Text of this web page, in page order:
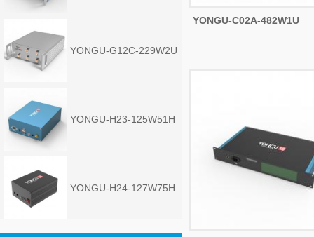
YONGU-G12C-229W2U
YONGU-H23-125W51H
YONGU-H24-127W75H
YONGU-C02A-482W1U